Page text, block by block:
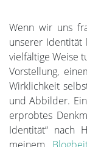
Wenn wir uns
unserer Identität
vielfältige Weise
Vorstellung,
Wirklichkeit
und Abbilder.
erprobtes
Identität“ nach